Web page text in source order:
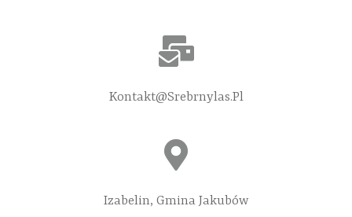
Kontakt@srebrnylas.pl
Izabelin, Gmina Jakubów